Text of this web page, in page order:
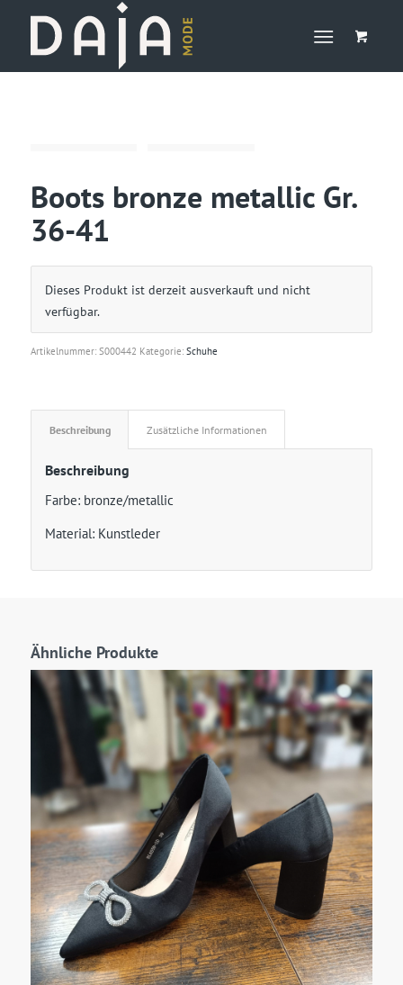
Boots bronze metallic Gr.
36-41
Dieses Produkt ist derzeit ausverkauft und nicht
verfügbar.
Artikelnummer: S000442 Kategorie: Schuhe
Beschreibung Zusätzliche Informationen
Beschreibung
Farbe: bronze/metallic
Material: Kunstleder
Ähnliche Produkte